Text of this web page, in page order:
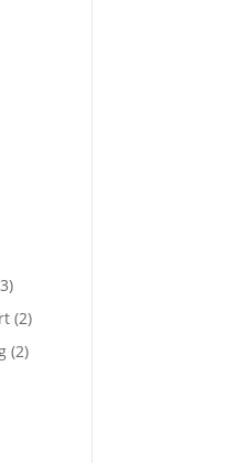
33
produits
22
produits
22